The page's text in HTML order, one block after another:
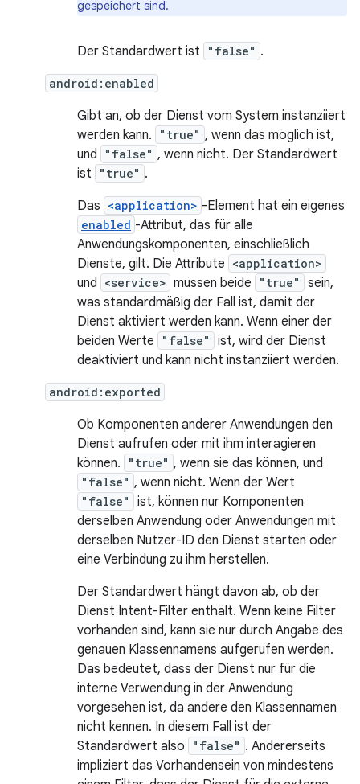
gespeichert sind.
Der Standardwert ist "false" .
android:enabled
Gibt an, ob der Dienst vom System instanziiert
werden kann.
"true" , wenn das möglich ist,
und
"false" , wenn nicht. Der Standardwert
ist
"true" .
Das <application> -Element hat ein eigenes
enabled -Attribut, das für alle
Anwendungskomponenten, einschließlich
Dienste, gilt. Die Attribute <application>
und <service> müssen beide "true"
sein,
was standardmäßig der Fall ist, damit der
Dienst aktiviert werden kann. Wenn einer der
beiden Werte
"false"
ist, wird der Dienst
deaktiviert und kann nicht instanziiert werden.
android:exported
Ob Komponenten anderer Anwendungen den
Dienst aufrufen oder mit ihm interagieren
können.
"true" , wenn sie das können, und
"false" , wenn nicht. Wenn der Wert
"false"
ist, können nur Komponenten
derselben Anwendung oder Anwendungen mit
derselben Nutzer-ID den Dienst starten oder
eine Verbindung zu ihm herstellen.
Der Standardwert hängt davon ab, ob der
Dienst Intent-Filter enthält. Wenn keine Filter
vorhanden sind, kann sie nur durch Angabe des
genauen Klassennamens aufgerufen werden.
Das bedeutet, dass der Dienst nur für die
interne Verwendung in der Anwendung
vorgesehen ist, da andere den Klassennamen
nicht kennen. In diesem Fall ist der
Standardwert also
"false" . Andererseits
impliziert das Vorhandensein von mindestens